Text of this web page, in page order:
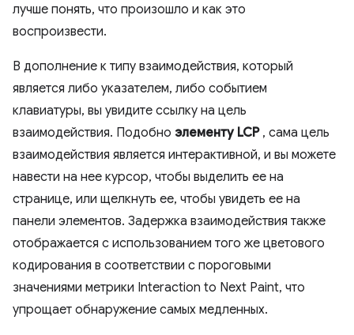
лучше понять, что произошло и как это
воспроизвести.
В дополнение к типу взаимодействия, который
является либо указателем, либо событием
клавиатуры, вы увидите ссылку на цель
взаимодействия. Подобно элементу LCP, сама цель
взаимодействия является интерактивной, и вы можете
навести на нее курсор, чтобы выделить ее на
странице, или щелкнуть ее, чтобы увидеть ее на
панели элементов. Задержка взаимодействия также
отображается с использованием того же цветового
кодирования в соответствии с пороговыми
значениями метрики Interaction to Next Paint, что
упрощает обнаружение самых медленных.